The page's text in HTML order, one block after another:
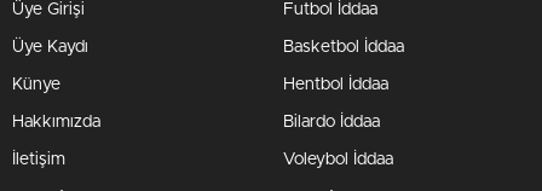
Üye Girişi
Üye Kaydı
Künye
Hakkımızda
İletişim
Futbol İddaa
Basketbol İddaa
Hentbol İddaa
Bilardo İddaa
Voleybol İddaa